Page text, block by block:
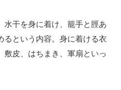
水干を身に着け、籠手と脛あ
るという内容。身に着ける衣
敷皮、はちまき、軍扇といっ